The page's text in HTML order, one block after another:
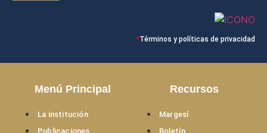
*Términos y políticas de privacidad
Menú Principal
La institución
Publicaciones
Recursos
Margesí
Boletín